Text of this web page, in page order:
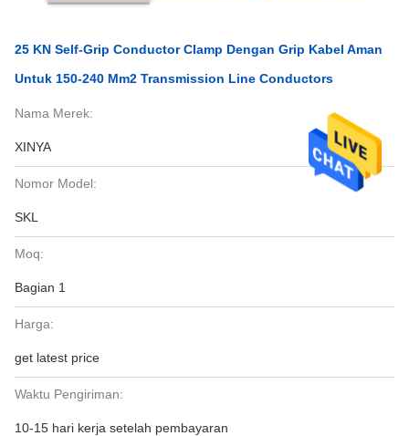
25 KN Self-Grip Conductor Clamp Dengan Grip Kabel Aman
Untuk 150-240 Mm2 Transmission Line Conductors
Nama Merek:
XINYA
Nomor Model:
SKL
Moq:
Bagian 1
Harga:
get latest price
Waktu Pengiriman:
10-15 hari kerja setelah pembayaran